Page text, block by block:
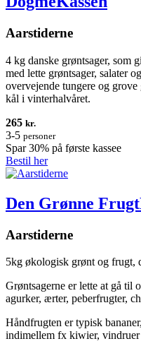
Aarstiderne
4 kg danske grøntsager, som
med lette grøntsager, salater
overvejende tungere og
kål i vinterhalvåret.
265 kr.
3-5 personer
Spar 30% på første kassee
Bestil her
Den Grønne
Aarstiderne
5kg økologisk grønt og frugt,
Grøntsagerne er lette at gå til
agurker, ærter, peberfrugter,
Håndfrugten er typisk
indimellem fx kiwier, vindruer